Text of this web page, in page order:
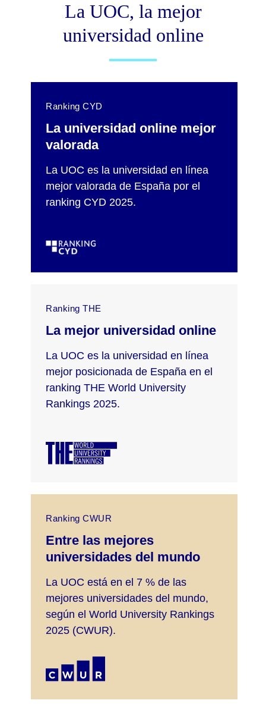
La UOC, la mejor
universidad online
Ranking CYD
La universidad online mejor
valorada
La UOC es la universidad en línea
mejor valorada de España por el
ranking CYD 2025.
Ranking THE
La mejor universidad online
La UOC es la universidad en línea
mejor posicionada de España en el
ranking THE World University
Rankings 2025.
Ranking CWUR
Entre las mejores
universidades del mundo
La UOC está en el 7 % de las
mejores universidades del mundo,
según el World University Rankings
2025 (CWUR).